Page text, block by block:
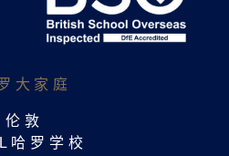
大家庭​
伦敦
哈罗学校